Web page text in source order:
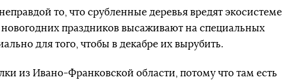
то, что срубленные деревья вредят экосистеме
праздников высаживают на специальных
для того, чтобы в декабре их вырубить.
из Ивано-Франковской области, потому что там есть